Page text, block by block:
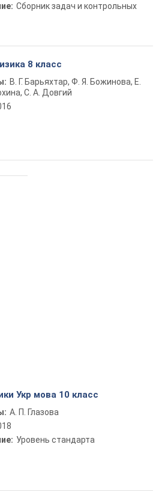
Сборник задач и контрольных
8 класс
В. Г. Барьяхтар, Ф. Я. Божинова, Е.
С. А. Довгий
Укр мова 10 класс
А. П. Глазова
Уровень стандарта